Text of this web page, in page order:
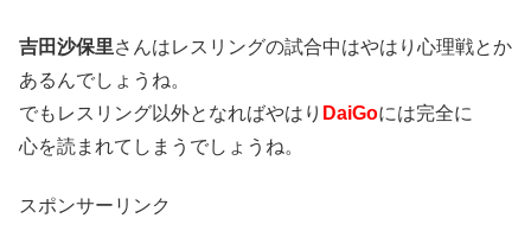
吉田沙保里さんはレスリングの試合中はやはり心理戦とか
あるんでしょうね。
でもレスリング以外となればやはり DaiGoには完全に
心を読まれてしまうでしょうね。
スポンサーリンク